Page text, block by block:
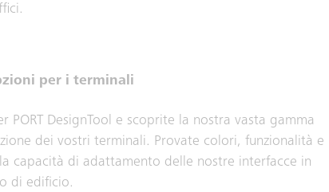
per i terminali
PORT DesignTool e scoprite la nostra vasta gamma
dei vostri terminali. Provate colori, funzionalità e
capacità di adattamento delle nostre interfacce in
di edificio.